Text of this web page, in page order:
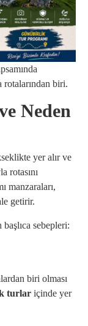
biri.
Neden
yer alır ve
rotasını
manzaraları,
getirir.
başlıca sebepleri:
biri olması
turlar içinde yer